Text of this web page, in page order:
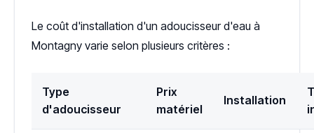
Le coût d'installation d'un adoucisseur d'eau à
Montagny varie selon plusieurs critères :
Type
d'adoucisseur
Prix
matériel
Installation